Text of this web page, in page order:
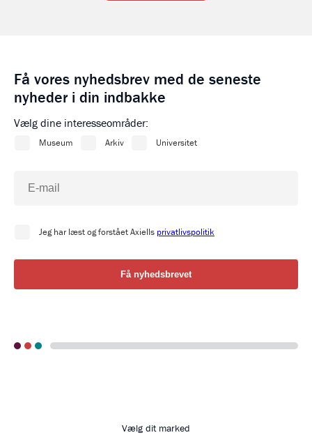
Få vores nyhedsbrev med de seneste
nyheder i din indbakke
Vælg dine interesseområder:
Vælg dit marked